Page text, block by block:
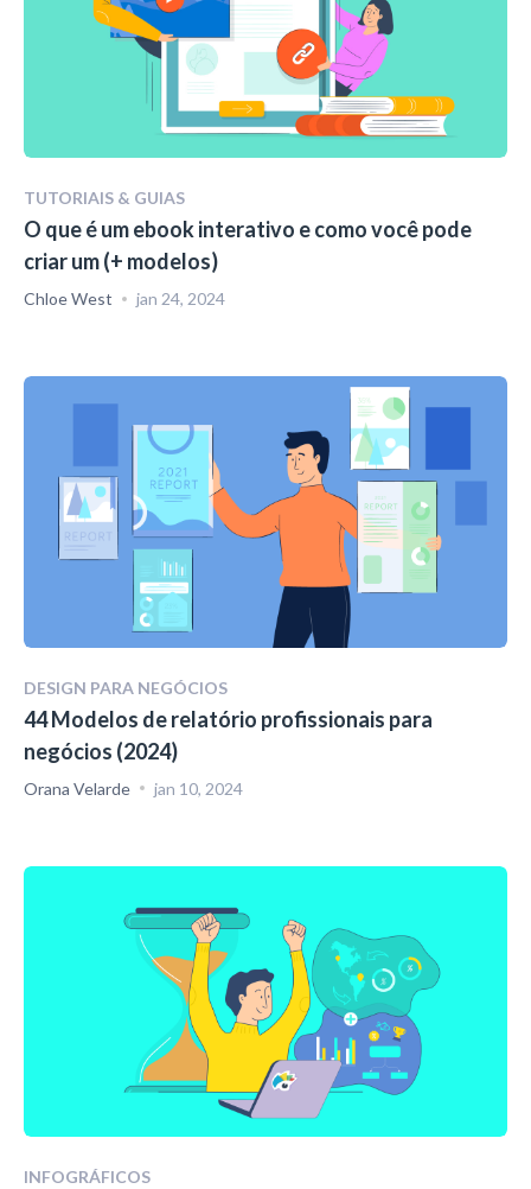
TUTORIAIS & GUIAS
O que é um ebook interativo e como você pode
criar um (+ modelos)
Chloe West jan 24, 2024
DESIGN PARA NEGÓCIOS
44 Modelos de relatório profissionais para
negócios (2024)
Orana Velarde jan 10, 2024
INFOGRÁFICOS